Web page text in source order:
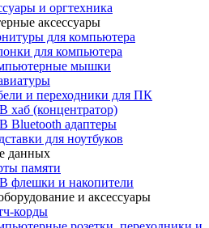
и оргтехника
аксессуары
для компьютера
для компьютера
мышки
и переходники для ПК
хаб (концентратор)
Bluetooth адаптеры
для ноутбуков
данных
памяти
флешки и накопители
и аксессуары
корды